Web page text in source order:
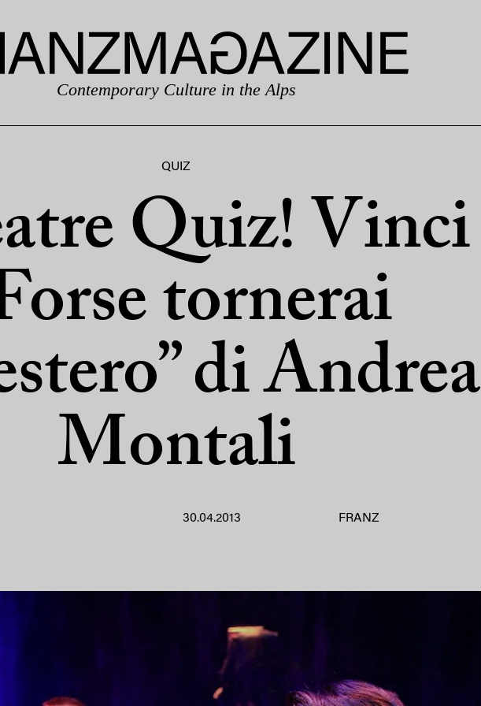
Contemporary Culture in the Alps
QUIZ
Quiz! Vinci
tornerai
di Andrea
Montali
30.04.2013 FRANZ